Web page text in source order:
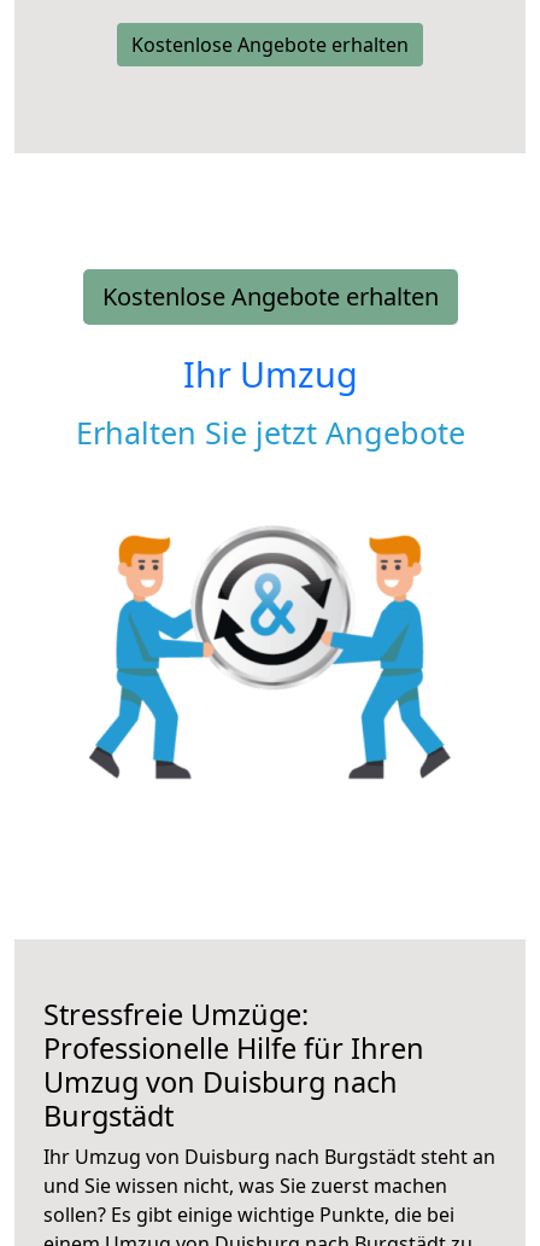
Kostenlose Angebote erhalten
Kostenlose Angebote erhalten
Ihr Umzug
Erhalten Sie jetzt Angebote
Stressfreie Umzüge:
Professionelle Hilfe für Ihren
Umzug von Duisburg nach
Burgstädt
Ihr Umzug von Duisburg nach Burgstädt steht an
und Sie wissen nicht, was Sie zuerst machen
sollen? Es gibt einige wichtige Punkte, die bei